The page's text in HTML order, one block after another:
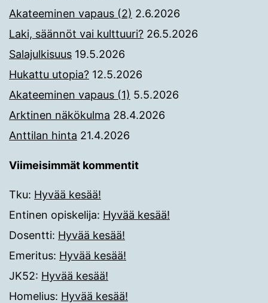
Akateeminen vapaus (2) 2.6.2026
Laki, säännöt vai kulttuuri? 26.5.2026
Salajulkisuus 19.5.2026
Hukattu utopia? 12.5.2026
Akateeminen vapaus (1) 5.5.2026
Arktinen näkökulma 28.4.2026
Anttilan hinta 21.4.2026
Viimeisimmät kommentit
Tku: Hyvää kesää!
Entinen opiskelija: Hyvää kesää!
Dosentti: Hyvää kesää!
Emeritus: Hyvää kesää!
JK52: Hyvää kesää!
Homelius: Hyvää kesää!